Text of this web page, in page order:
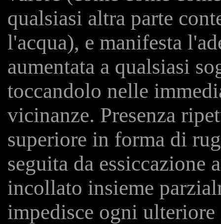
qualsiasi altra parte
l'acqua), e manifesta
aumentata a qualsiasi
toccandolo nelle
vicinanze. Presenza
superiore in forma di
seguita da essiccazione
incollato insieme
impedisce ogni